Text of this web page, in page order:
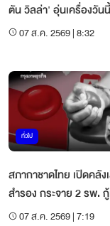
ตัน วิลล่า' อุ่นเครื่องวัน
07 ส.ค. 2569 | 8:32
ทั่วไป
สภากาชาดไทย เปิดคลัง
สำรอง กระจาย 2 รพ.
ยิงนนทบุรี
07 ส.ค. 2569 | 7:19